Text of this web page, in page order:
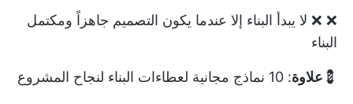
❌ ❌ لا يبدأ البناء إلا عندما يكون التصميم جاهزاً ومكتمل
البناء
💈 علاوة: 10 نماذج مجانية لعطاءات البناء لنجاح المشروع